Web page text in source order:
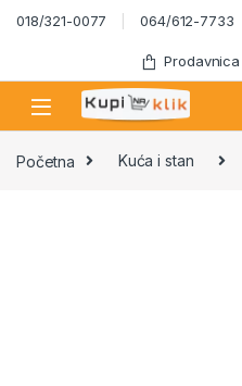
Skip to navigation
Skip to content
018/321-0077 064/612-7733
Prodavnica
Početna Kuća i stan